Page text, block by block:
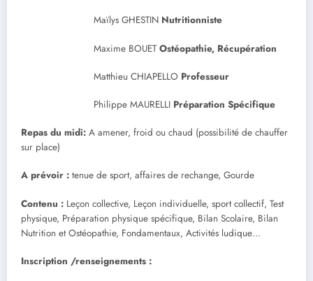
Maïlys GHESTIN Nutritionniste
Maxime BOUET Ostéopathie, Récupération
Matthieu CHIAPELLO Professeur
Philippe MAURELLI Préparation Spécifique
Repas du midi: A amener, froid ou chaud (possibilité de chauffer
sur place)
A prévoir : tenue de sport, affaires de rechange, Gourde
Contenu : Leçon collective, Leçon individuelle, sport collectif, Test
physique, Préparation physique spécifique, Bilan Scolaire, Bilan
Nutrition et Ostéopathie, Fondamentaux, Activités ludique…
Inscription /renseignements :